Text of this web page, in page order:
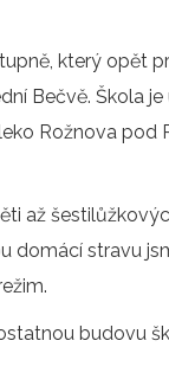
který opět
Bečvě. Škola
Rožnova pod
až
domácí stravu
budovu